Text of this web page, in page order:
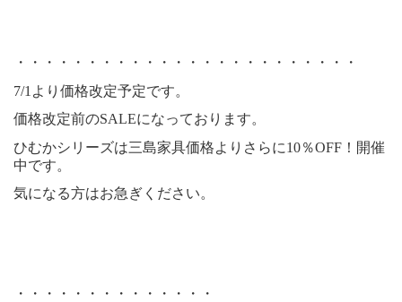
・・・・・・・・・・・・・・・・・・・・・・・・
7/1より価格改定予定です。
価格改定前のSALEになっております。
ひむかシリーズは三島家具価格よりさらに10％OFF！開催
中です。
気になる方はお急ぎください。
・・・・・・・・・・・・・・